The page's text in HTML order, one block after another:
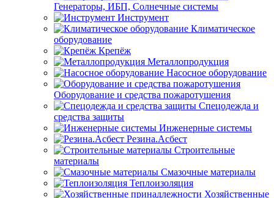
Генераторы, ИБП, Солнечные системы
Инструмент
Климатическое
оборудование
Крепёж
Металлопродукция
Насосное оборудование
Оборудование и средства пожаротушения
Спецодежда и
средства защиты
Инженерные системы
Резина.Асбест
Строительные
материалы
Смазочные материалы
Теплоизоляция
Хозяйственные